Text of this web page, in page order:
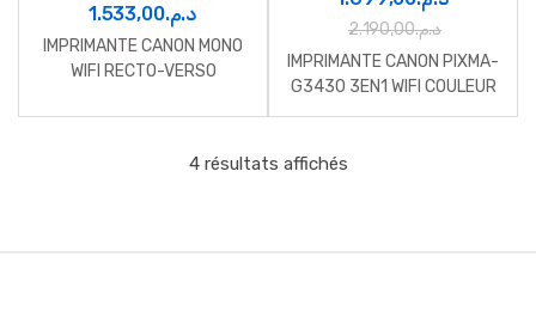
د.م.1.533,00
IMPRIMANTE CANON MONO
WIFI RECTO-VERSO
د.م.2.190,00
IMPRIMANTE CANON PIXMA-
G3430 3EN1 WIFI COULEUR
4 résultats affichés